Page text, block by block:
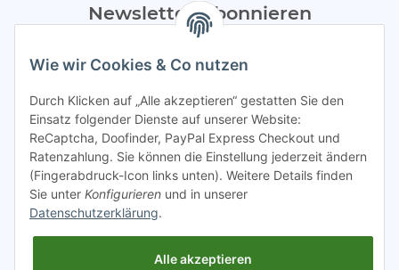
Newsletter Abonnieren
Bitte sendet mir entsprechend eurer
regelmäßig Infos zu euren Aktionen per E-Mail zu.
Abonnieren
Spamschutz aktiv
Gesetzliche Informationen
Wie wir Cookies & Co nutzen
Durch Klicken auf „Alle akzeptieren“ gestatten Sie den
Einsatz folgender Dienste auf unserer Website:
ReCaptcha, Doofinder, PayPal Express Checkout und
Ratenzahlung. Sie können die Einstellung jederzeit ändern
(Fingerabdruck-Icon links unten). Weitere Details finden
Sie unter Konfigurieren und in unserer
Datenschutzerklärung.
Alle akzeptieren